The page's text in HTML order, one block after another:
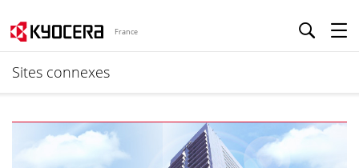
France
Sites connexes